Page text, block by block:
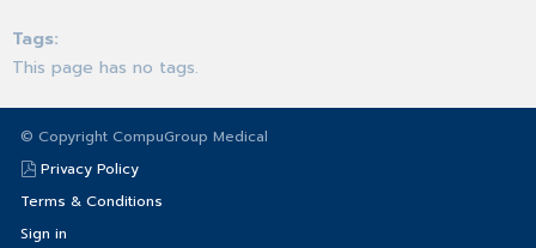
Tags
This page has no tags.
© Copyright CompuGroup Medical
Privacy Policy
Terms & Conditions
Sign in